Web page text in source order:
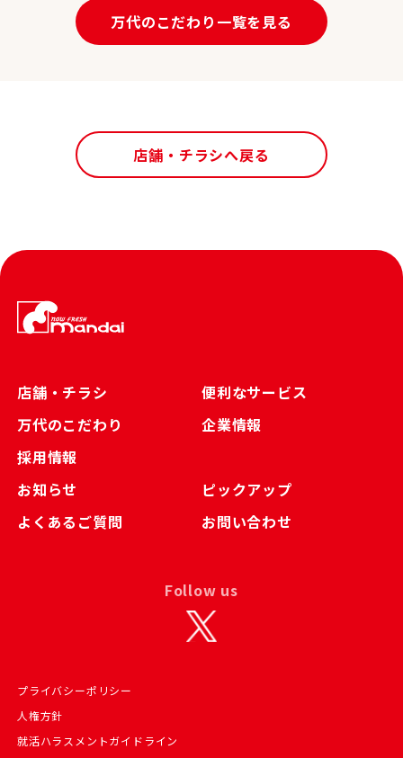
万代のこだわり一覧を見る
店舗・チラシへ戻る
店舗・チラシ
便利なサービス
万代のこだわり
企業情報
採用情報
お知らせ
ピックアップ
よくあるご質問
お問い合わせ
プライバシーポリシー
人権方針
就活ハラスメントガイドライン
Follow us